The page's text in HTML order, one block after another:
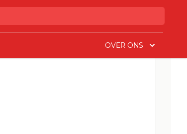
OVER ONS